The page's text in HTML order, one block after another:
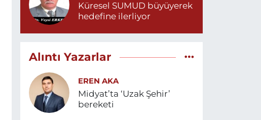
Küresel SUMUD büyüyerek
hedefine ilerliyor
Alıntı Yazarlar
EREN AKA
Midyat’ta ‘Uzak Şehir’
bereketi